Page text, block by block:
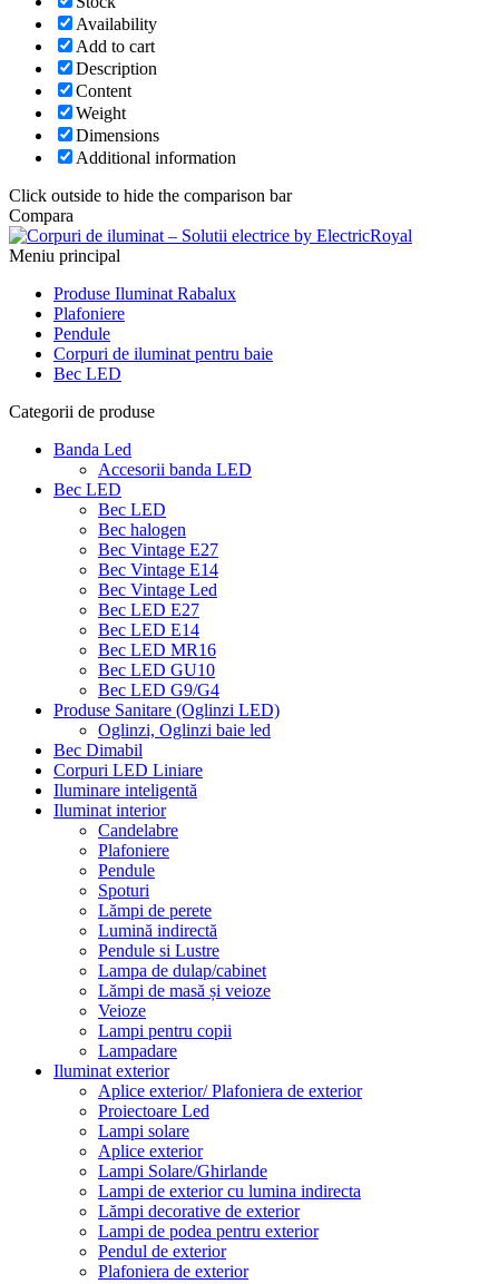
Availability
Add to cart
Description
Content
Weight
Dimensions
Additional information
Click outside to hide the comparison bar
Compara
Meniu principal
Produse Iluminat Rabalux
Plafoniere
Pendule
Corpuri de iluminat pentru baie
Bec LED
Categorii de produse
Banda Led
Accesorii banda LED
Bec LED
Bec LED
Bec halogen
Bec Vintage E27
Bec Vintage E14
Bec Vintage Led
Bec LED E27
Bec LED E14
Bec LED MR16
Bec LED GU10
Bec LED G9/G4
Produse Sanitare (Oglinzi LED)
Oglinzi, Oglinzi baie led
Bec Dimabil
Corpuri LED Liniare
Iluminare inteligentă
Iluminat interior
Candelabre
Plafoniere
Pendule
Spoturi
Lămpi de perete
Lumină indirectă
Pendule si Lustre
Lampa de dulap/cabinet
Lămpi de masă și veioze
Veioze
Lampi pentru copii
Lampadare
Iluminat exterior
Aplice exterior/ Plafoniera de exterior
Proiectoare Led
Lampi solare
Aplice exterior
Lampi Solare/Ghirlande
Lampi de exterior cu lumina indirecta
Lămpi decorative de exterior
Lampi de podea pentru exterior
Pendul de exterior
Plafoniera de exterior